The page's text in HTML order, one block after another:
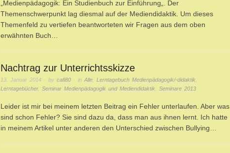
„Medienpädagogik: Ein Studienbuch zur Einführung„. Der
Themenschwerpunkt lag diesmal auf der Mediendidaktik. Um dieses
Themenfeld zu vertiefen beantworteten wir Fragen aus dem oben
erwähnten Buch…
Nachtrag zur Unterrichtsskizze
13. Januar 2014 · by cafi80 · in Alle Lerntagebuch Medienpädagogik/-didaktik
Lerntagebücher, Seminar Medienpädagogik und Mediendidaktik Seminare 2013
Leider ist mir bei meinem letzten Beitrag ein Fehler unterlaufen. Aber was
sind schon Fehler? Sie sind dazu da, dass man aus ihnen lernt. Ich hatte
in meinem Artikel unter anderen den Unterschied zwischen Bullying…